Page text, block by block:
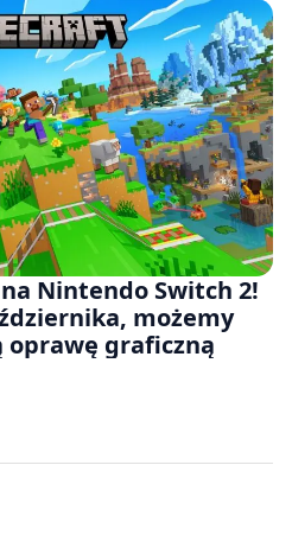
Nintendo Switch 2!
możemy
oprawę graficzną